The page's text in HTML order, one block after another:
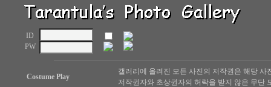
ID
PW
Costume Play
갤러리에 올려진 모든 사진의 저작권은 해당
저작권자와 초상권자의 허락을 받지 않은 무단